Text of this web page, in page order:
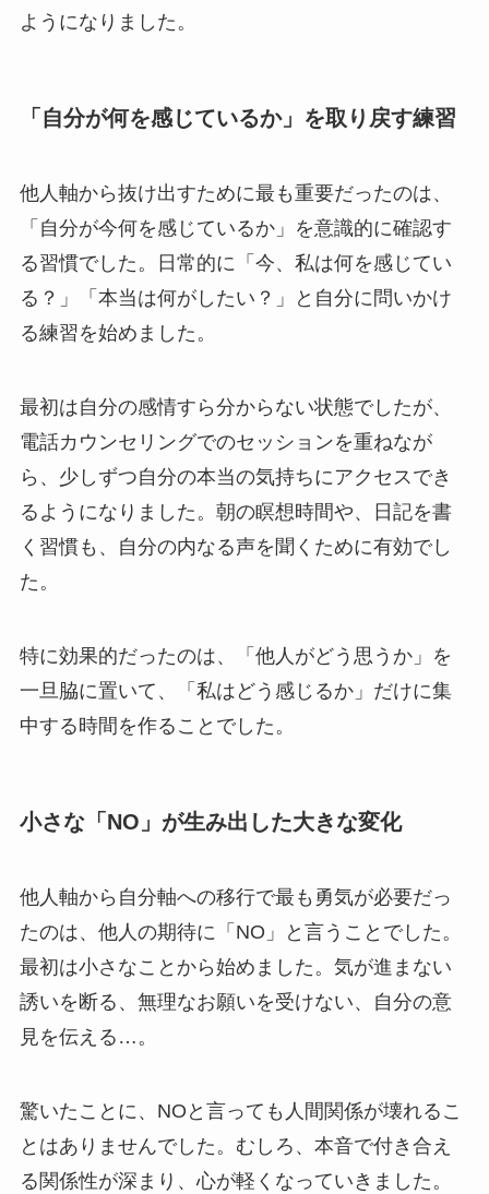
ようになりました。
「自分が何を感じているか」を取り戻す練習
他人軸から抜け出すために最も重要だったのは、
「自分が今何を感じているか」を意識的に確認す
る習慣でした。日常的に「今、私は何を感じてい
る？」「本当は何がしたい？」と自分に問いかけ
る練習を始めました。
最初は自分の感情すら分からない状態でしたが、
電話カウンセリングでのセッションを重ねなが
ら、少しずつ自分の本当の気持ちにアクセスでき
るようになりました。朝の瞑想時間や、日記を書
く習慣も、自分の内なる声を聞くために有効でし
た。
特に効果的だったのは、「他人がどう思うか」を
一旦脇に置いて、「私はどう感じるか」だけに集
中する時間を作ることでした。
小さな「NO」が生み出した大きな変化
他人軸から自分軸への移行で最も勇気が必要だっ
たのは、他人の期待に「NO」と言うことでした。
最初は小さなことから始めました。気が進まない
誘いを断る、無理なお願いを受けない、自分の意
見を伝える…。
驚いたことに、NOと言っても人間関係が壊れるこ
とはありませんでした。むしろ、本音で付き合え
る関係性が深まり、心が軽くなっていきました。